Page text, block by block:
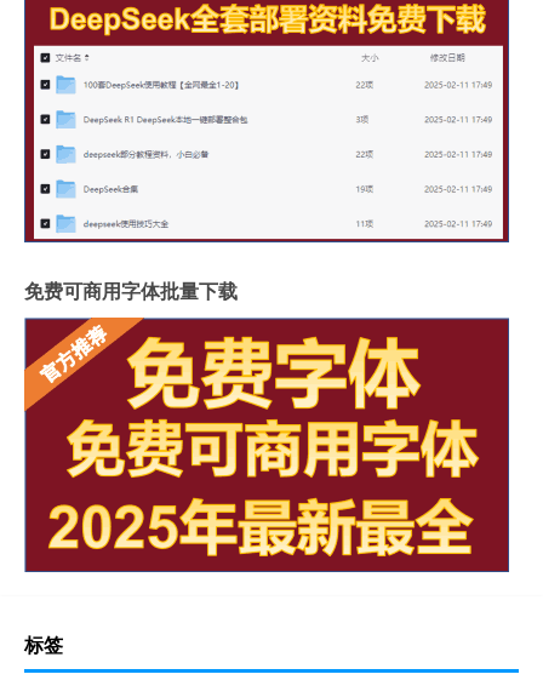
免费可商用字体批量下载
标签